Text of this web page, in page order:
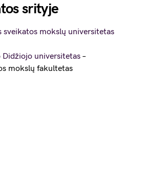
srityje
sveikatos mokslų universitetas
universitetas –
mokslų fakultetas